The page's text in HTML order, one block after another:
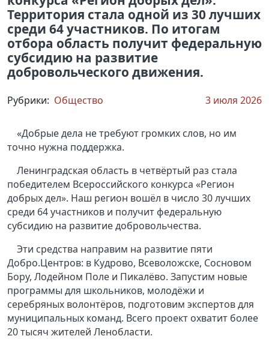
Территория стала одной из 30 лучших
среди 64 участников. По итогам
отбора область получит федеральную
субсидию на развитие
добровольческого движения.
Рубрики: Общество 3 июля 2026
«Добрые дела не требуют громких слов, но им
точно нужна поддержка.
Ленинградская область в четвёртый раз стала
победителем Всероссийского конкурса «Регион
добрых дел». Наш регион вошёл в число 30 лучших
среди 64 участников и получит федеральную
субсидию на развитие добровольчества.
Эти средства направим на развитие пяти
Добро.Центров: в Кудрово, Всеволожске, Сосновом
Бору, Лодейном Поле и Пикалёво. Запустим новые
программы для школьников, молодёжи и
серебряных волонтёров, подготовим экспертов для
муниципальных команд. Всего проект охватит более
20 тысяч жителей Ленобласти.